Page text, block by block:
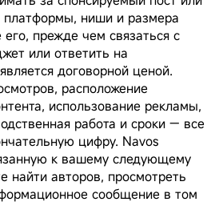
платформы, ниши и размера
прежде чем связаться с
или ответить на
договорной ценой.
расположение
использование рекламы,
работа и сроки — все
цифру. Navos
к вашему следующему
найти авторов, просмотреть
сообщение в том